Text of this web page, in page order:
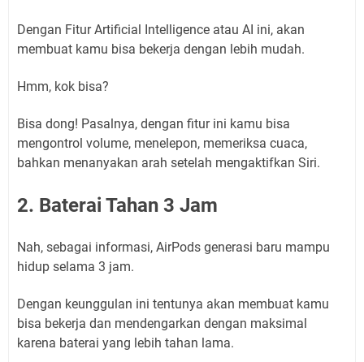
Dengan Fitur Artificial Intelligence atau AI ini, akan
membuat kamu bisa bekerja dengan lebih mudah.
Hmm, kok bisa?
Bisa dong! Pasalnya, dengan fitur ini kamu bisa
mengontrol volume, menelepon, memeriksa cuaca,
bahkan menanyakan arah setelah mengaktifkan Siri.
2. Baterai Tahan 3 Jam
Nah, sebagai informasi, AirPods generasi baru mampu
hidup selama 3 jam.
Dengan keunggulan ini tentunya akan membuat kamu
bisa bekerja dan mendengarkan dengan maksimal
karena baterai yang lebih tahan lama.